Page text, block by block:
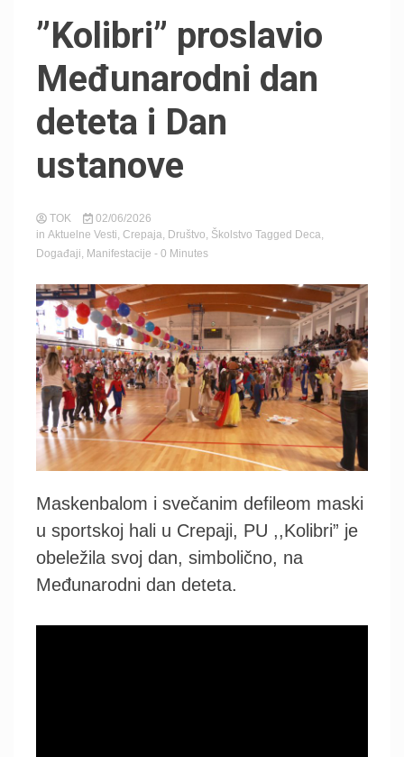
”Kolibri” proslavio
Međunarodni dan
deteta i Dan
ustanove
TOK
02/06/2026
in Aktuelne Vesti, Crepaja, Društvo, Školstvo Tagged Deca,
Događaji, Manifestacije - 0 Minutes
Maskenbalom i svečanim defileom maski
u sportskoj hali u Crepaji, PU ,,Kolibri” je
obeležila svoj dan, simbolično, na
Međunarodni dan deteta.